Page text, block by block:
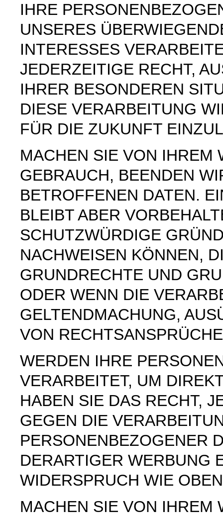
IHRE
UNSERES
INTERESSES
JEDERZEITIGE RECHT,
IHRER BESONDEREN
DIESE VERARBEITUNG
FÜR DIE ZUKUNFT
MACHEN SIE VON IHREM
GEBRAUCH, BEENDEN
BETROFFENEN DATEN.
BLEIBT ABER
SCHUTZWÜRDIGE
NACHWEISEN KÖNNEN,
GRUNDRECHTE UND
ODER WENN DIE
GELTENDMACHUNG,
VON
WERDEN IHRE
VERARBEITET, UM
HABEN SIE DAS RECHT,
GEGEN DIE
PERSONENBEZOGENER
DERARTIGER WERBUNG
WIDERSPRUCH WIE
MACHEN SIE VON IHREM